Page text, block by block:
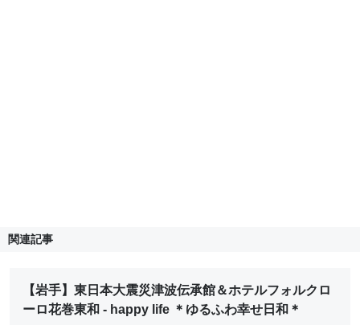
関連記事
【岩手】東日本大震災津波伝承館＆ホテルフォルクロ
ーロ花巻東和 - happy life ＊ゆるふわ幸せ日和＊